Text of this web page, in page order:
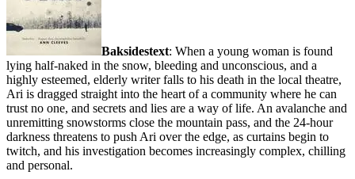
Baksidestext: When a young woman is found
lying half-naked in the snow, bleeding and unconscious, and a
highly esteemed, elderly writer falls to his death in the local theatre,
Ari is dragged straight into the heart of a community where he can
trust no one, and secrets and lies are a way of life. An avalanche and
unremitting snowstorms close the mountain pass, and the 24-hour
darkness threatens to push Ari over the edge, as curtains begin to
twitch, and his investigation becomes increasingly complex, chilling
and personal.